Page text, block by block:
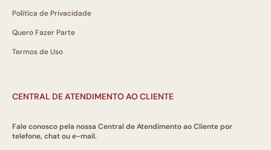
Política de Privacidade
Quero Fazer Parte
Termos de Uso
CENTRAL DE ATENDIMENTO AO CLIENTE
Fale conosco pela nossa Central de Atendimento ao Cliente por
telefone, chat ou e-mail.